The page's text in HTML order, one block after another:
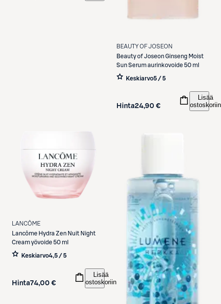
BEAUTY OF JOSEON
Beauty of JoseonGinseng Moist
Sun Serum aurinkovoide 50 ml
Keskiarvo5 / 5
Hinta24,90 €
Lisää
ostoskoriin
LANCÔME
Lancôme Hydra Zen Nuit Night
Cream yövoide 50 ml
Keskiarvo4,5 / 5
Hinta74,00 €
Lisää
ostoskoriin